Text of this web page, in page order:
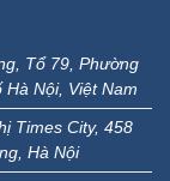
Tổ 79, Phường
Nội, Việt Nam
Times City, 458
Hà Nội